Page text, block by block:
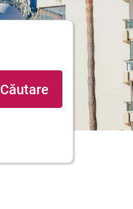
Căutare